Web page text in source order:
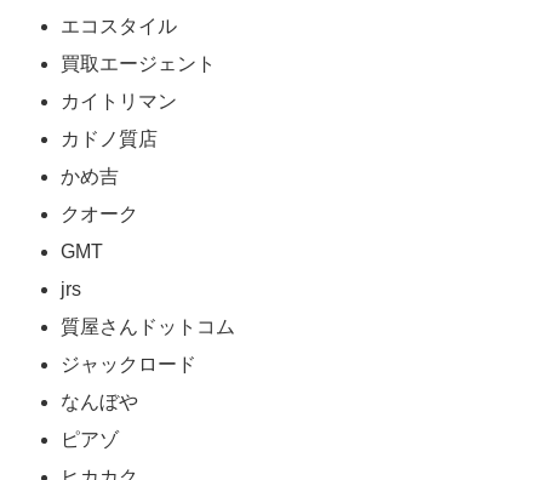
エコスタイル
買取エージェント
カイトリマン
カドノ質店
かめ吉
クオーク
GMT
jrs
質屋さんドットコム
ジャックロード
なんぼや
ピアゾ